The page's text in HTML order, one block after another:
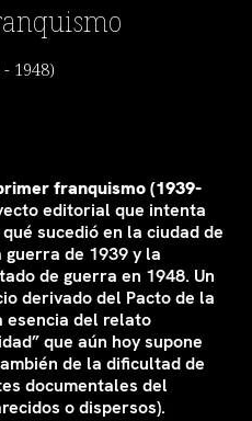
- 1948)
franquismo (1939-
editorial que intenta
sucedió en la ciudad de
de 1939 y la
de guerra en 1948. Un
derivado del Pacto de la
esencia del relato
que aún hoy supone
de la dificultad de
documentales del
o dispersos).